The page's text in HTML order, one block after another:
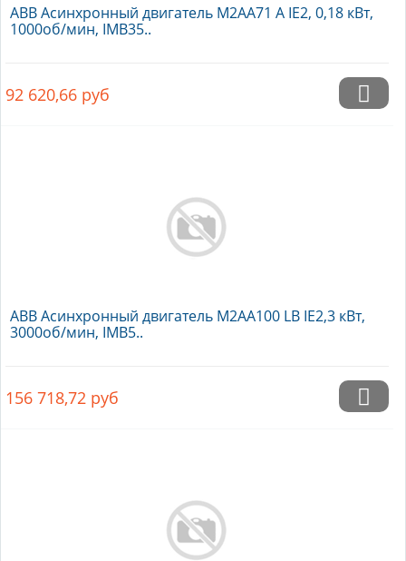
ABB Асинхронный двигатель M2AA71 A IE2, 0,18 кВт,
1000об/мин, IMB35..
92 620,66 руб
ABB Асинхронный двигатель M2AA100 LB IE2,3 кВт,
3000об/мин, IMB5..
156 718,72 руб